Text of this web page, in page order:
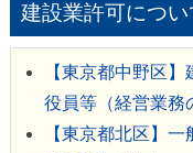
建設業許可につ
【東京都中野区
役員等（経営業務
【東京都北区】